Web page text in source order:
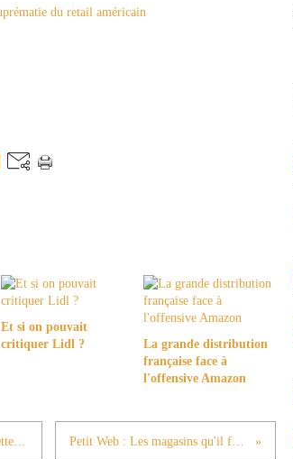
Et si on pouvait
critiquer Lidl ?
La grande distribution
française face à
l'offensive Amazon
L'amélioration de l'expérience client par les étiquettes intelligentes : L'Usine Digitale Petit Web : Les magasins qu'il fallait voir à New York